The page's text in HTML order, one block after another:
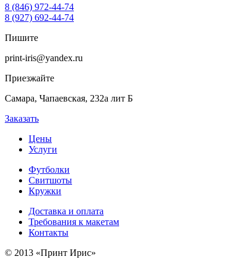
8 (846) 972-44-74
8 (927) 692-44-74
Пишите
print-iris@yandex.ru
Приезжайте
Самара, Чапаевская, 232а лит Б
Заказать
Цены
Услуги
Футболки
Свитшоты
Кружки
Доставка и оплата
Требования к макетам
Контакты
© 2013 «Принт Ирис»